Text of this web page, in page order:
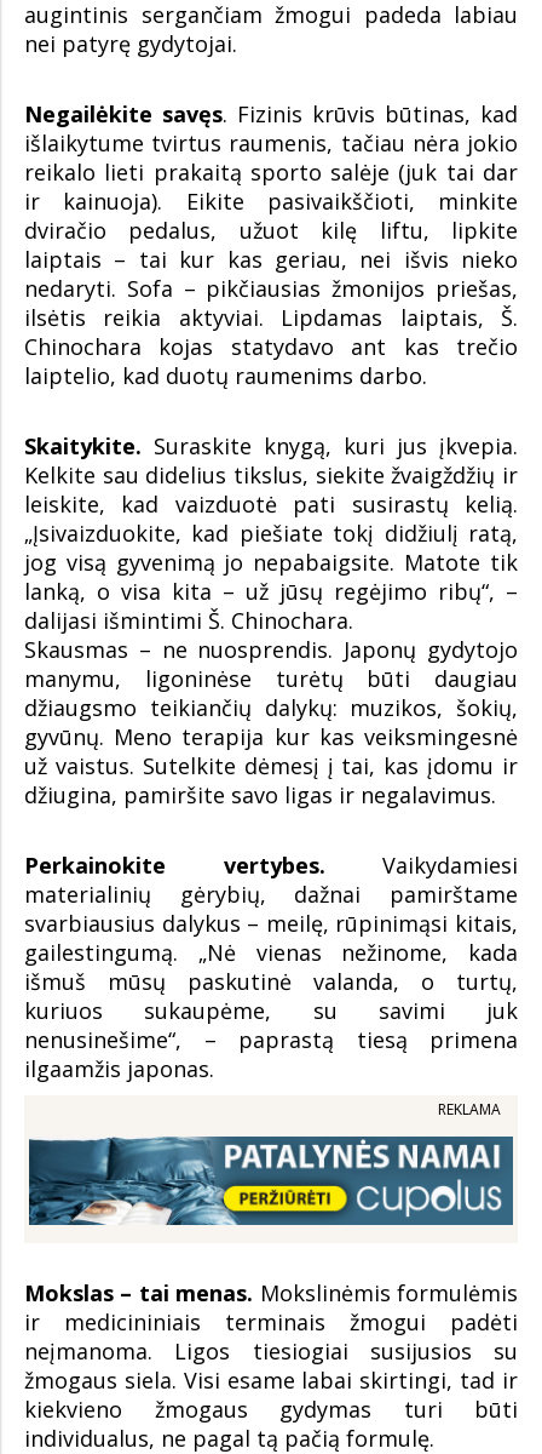
augintinis sergančiam žmogui padeda labiau
nei patyrę gydytojai.
Negailėkite savęs. Fizinis krūvis būtinas, kad
išlaikytume tvirtus raumenis, tačiau nėra jokio
reikalo lieti prakaitą sporto salėje (juk tai dar
ir kainuoja). Eikite pasivaikščioti, minkite
dviračio pedalus, užuot kilę liftu, lipkite
laiptais – tai kur kas geriau, nei išvis nieko
nedaryti. Sofa – pikčiausias žmonijos priešas,
ilsėtis reikia aktyviai. Lipdamas laiptais, Š.
Chinochara kojas statydavo ant kas trečio
laiptelio, kad duotų raumenims darbo.
Skaitykite. Suraskite knygą, kuri jus įkvepia.
Kelkite sau didelius tikslus, siekite žvaigždžių ir
leiskite, kad vaizduotė pati susirastų kelią.
„Įsivaizduokite, kad piešiate tokį didžiulį ratą,
jog visą gyvenimą jo nepabaigsite. Matote tik
lanką, o visa kita – už jūsų regėjimo ribų“, –
dalijasi išmintimi Š. Chinochara.
Skausmas – ne nuosprendis. Japonų gydytojo
manymu, ligoninėse turėtų būti daugiau
džiaugsmo teikiančių dalykų: muzikos, šokių,
gyvūnų. Meno terapija kur kas veiksmingesnė
už vaistus. Sutelkite dėmesį į tai, kas įdomu ir
džiugina, pamiršite savo ligas ir negalavimus.
Perkainokite vertybes. Vaikydamiesi
materialinių gėrybių, dažnai pamirštame
svarbiausius dalykus – meilę, rūpinimąsi kitais,
gailestingumą. „Nė vienas nežinome, kada
išmuš mūsų paskutinė valanda, o turtų,
kuriuos sukaupėme, su savimi juk
nenusinešime“, – paprastą tiesą primena
ilgaamžis japonas.
REKLAMA
Mokslas – tai menas. Mokslinėmis formulėmis
ir medicininiais terminais žmogui padėti
neįmanoma. Ligos tiesiogiai susijusios su
žmogaus siela. Visi esame labai skirtingi, tad ir
kiekvieno žmogaus gydymas turi būti
individualus, ne pagal tą pačią formulę.